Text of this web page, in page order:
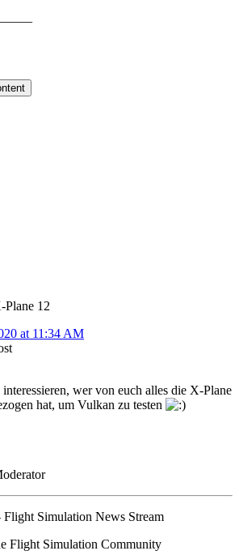
Plane 12
at 11:34 AM
wer von euch alles die X-Plane
hat, um Vulkan zu testen
Flight Simulation News Stream
Flight Simulation Community